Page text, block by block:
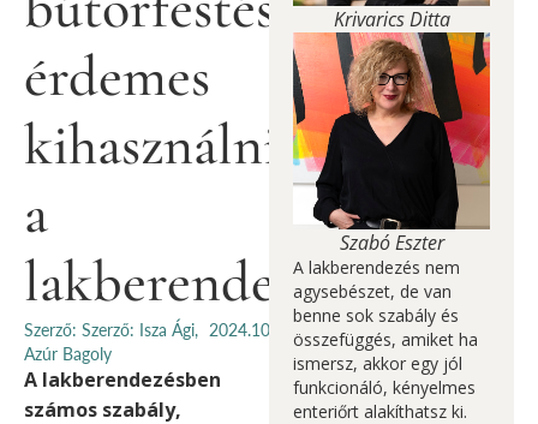
érdemes
kihasználni
a
lakberendezésben
Szerző: Szerző: Isza Ági,
Azúr Bagoly
2024.10.19.
A lakberendezésben
számos szabály,
Krivarics Ditta
Szabó Eszter
A lakberendezés nem
agysebészet, de van
benne sok szabály és
összefüggés, amiket ha
ismersz, akkor egy jól
funkcionáló, kényelmes
enteriőrt alakíthatsz ki.